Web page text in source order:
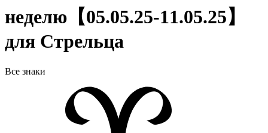
неделю【05.05.25-11.05.25】
для Стрельца
Все знаки